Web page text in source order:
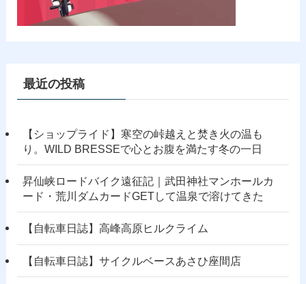
最近の投稿
【ショップライド】寒空の峠越えと焚き火の温も
り。WILD BRESSEで心とお腹を満たす冬の一日
昇仙峡ロードバイク遠征記｜武田神社マンホールカ
ード・荒川ダムカードGETして温泉で溶けてきた
【自転車日誌】高峰高原ヒルクライム
【自転車日誌】サイクルベースあさひ座間店